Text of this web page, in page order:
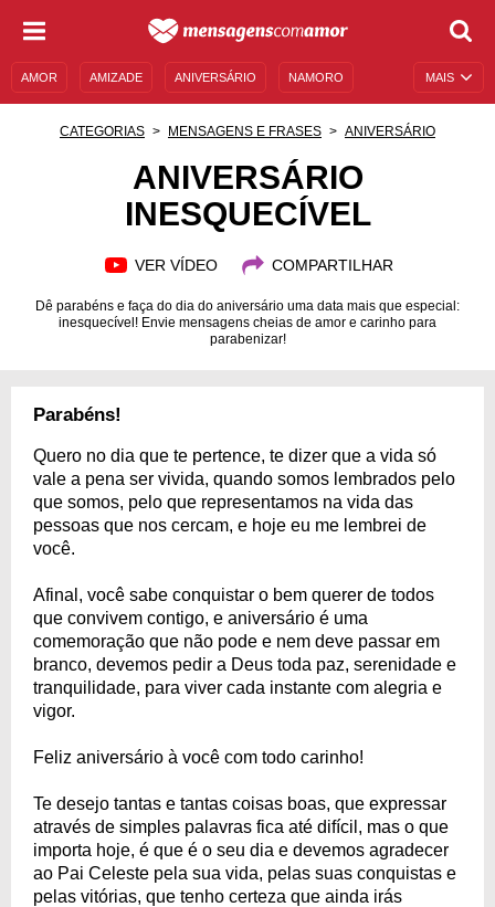
MAIS
AMOR AMIZADE ANIVERSÁRIO NAMORO
DESCULPAS
MENSAGENS E FRASES MENSAGENS DE ANIVERSÁRIO
CATEGORIAS MENSAGENS E FRASES ANIVERSÁRIO
ANIVERSÁRIO
INESQUECÍVEL
VER VÍDEO COMPARTILHAR
Dê parabéns e faça do dia do aniversário uma data mais que especial:
inesquecível! Envie mensagens cheias de amor e carinho para
parabenizar!
Parabéns!
Quero no dia que te pertence, te dizer que a vida só
vale a pena ser vivida, quando somos lembrados pelo
que somos, pelo que representamos na vida das
pessoas que nos cercam, e hoje eu me lembrei de
você.
Afinal, você sabe conquistar o bem querer de todos
que convivem contigo, e aniversário é uma
comemoração que não pode e nem deve passar em
branco, devemos pedir a Deus toda paz, serenidade e
tranquilidade, para viver cada instante com alegria e
vigor.
Feliz aniversário à você com todo carinho!
Te desejo tantas e tantas coisas boas, que expressar
através de simples palavras fica até difícil, mas o que
importa hoje, é que é o seu dia e devemos agradecer
ao Pai Celeste pela sua vida, pelas suas conquistas e
pelas vitórias, que tenho certeza que ainda irás